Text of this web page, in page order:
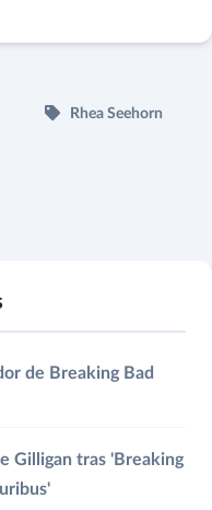
Rhea Seehorn
de Breaking Bad
Gilligan tras 'Breaking